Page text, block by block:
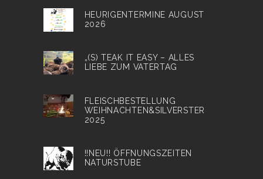
HEURIGENTERMINE AUGUST
2026
„(S) TEAK IT EASY – ALLES
LIEBE ZUM VATERTAG
FLEISCHBESTELLUNG
WEIHNACHTEN&SILVERSTER
2025
!!NEU!! ÖFFNUNGSZEITEN
NATURSTUBE